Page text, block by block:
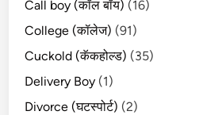
Call boy (कॉल बॉय) (16)
College (कॉलेज) (91)
Cuckold (कॅकहोल्ड) (35)
Delivery Boy (1)
Divorce (घटस्पोर्ट) (2)